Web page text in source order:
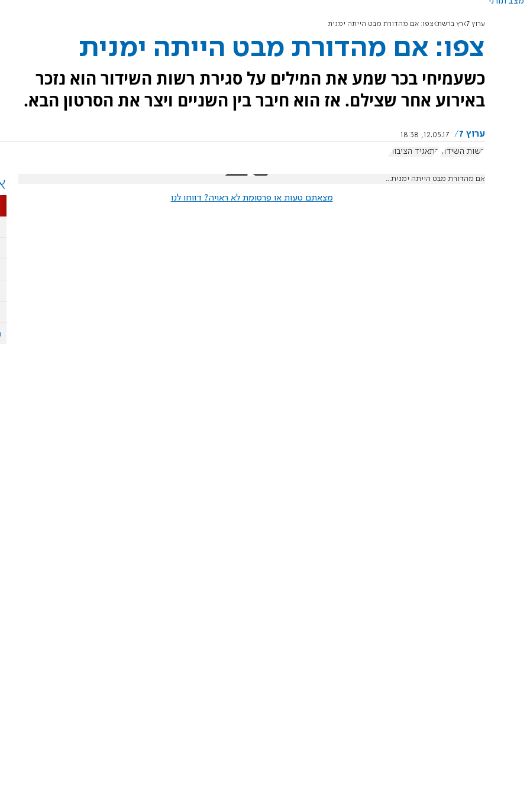
ערוץ 7 רץ ברשת צפו: אם מהדורת מבט הייתה ימנית
צפו: אם מהדורת מבט הייתה ימנית
כשעמיחי בכר שמע את המילים על סגירת רשות השידור הוא נזכר
באירוע אחר שצילם. אז הוא חיבר בין השניים ויצר את הסרטון הבא.
ערוץ 7
12.05.17, 18:38
רשות השידור התאגיד הציבורי
אם מהדורת מבט הייתה ימנית...
מצאתם טעות או פרסומת לא ראויה? דווחו לנו